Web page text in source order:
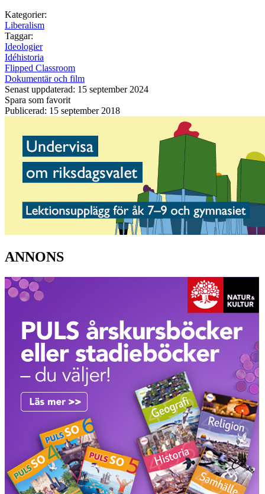
Kategorier:
Liberalism
Taggar:
Ideologier
Idéhistoria
Flipped Classroom
Dokumentär och film
Senast uppdaterad: 15 september 2024
Spara som favorit
Publicerad: 15 september 2018
ANNONS